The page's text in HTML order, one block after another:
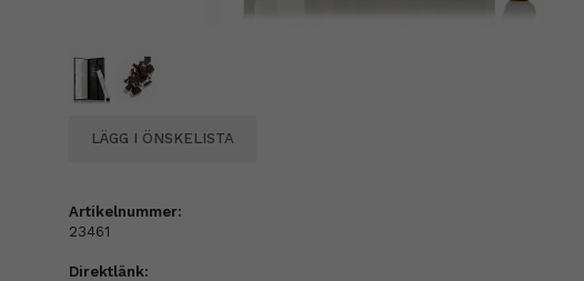
LÄGG I ÖNSKELISTA
Artikelnummer:
23461
Direktlänk: